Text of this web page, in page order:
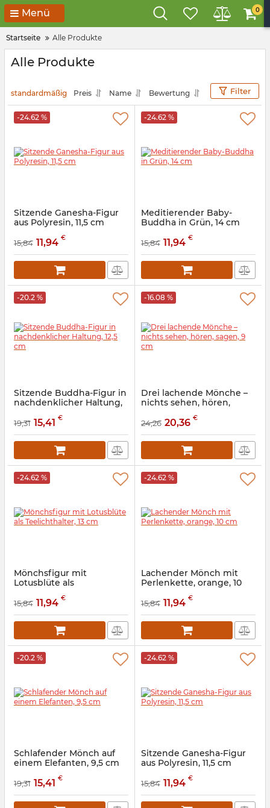
Menü 0
Startseite Alle Produkte
Alle Produkte
standardmäßig Preis Name Bewertung Filter
-24.62 %
Sitzende Ganesha-Figur
aus Polyresin, 11,5 cm
Artikelnummer:
15,84 11,94 €
-24.62 %
Meditierender Baby-
Buddha in Grün, 14 cm
Artikelnummer:
15,84 11,94 €
-20.2 %
Sitzende Buddha-Figur in
nachdenklicher Haltung,
Artikelnummer:
19,31 15,41 €
-16.08 %
Drei lachende Mönche –
nichts sehen, hören,
Artikelnummer:
24,26 20,36 €
-24.62 %
Mönchsfigur mit
Lotusblüte als
Artikelnummer:
15,84 11,94 €
-24.62 %
Lachender Mönch mit
Perlenkette, orange, 10
Artikelnummer:
15,84 11,94 €
-20.2 %
Schlafender Mönch auf
einem Elefanten, 9,5 cm
Artikelnummer:
19,31 15,41 €
-24.62 %
Sitzende Ganesha-Figur
aus Polyresin, 11,5 cm
Artikelnummer:
15,84 11,94 €